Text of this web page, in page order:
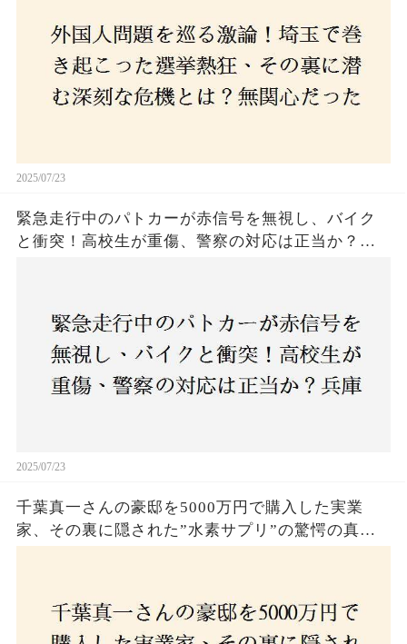
はネットとSNS、それとも底知れぬ恐怖？政治に無
関心な層が動いた背景にあるものとは？
2025/07/23
緊急走行中のパトカーが赤信号を無視し、バイク
と衝突！高校生が重傷、警察の対応は正当か？兵
2025/07/23
千葉真一さんの豪邸を5000万円で購入した実業
家、その裏に隠された”水素サプリ”の驚愕の真実